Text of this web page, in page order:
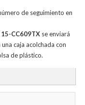
de seguimiento en
CC609TX se enviará
caja acolchada con
de plástico.